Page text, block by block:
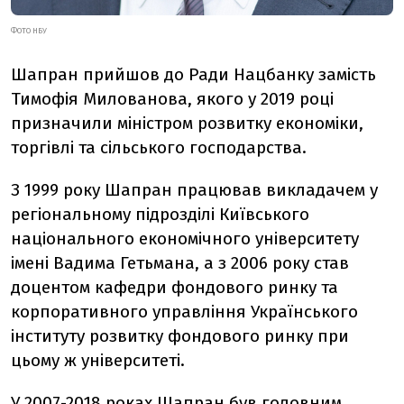
ФОТО НБУ
Шапран прийшов до Ради Нацбанку замість
Тимофія Милованова, якого у 2019 році
призначили міністром розвитку економіки,
торгівлі та сільського господарства.
З 1999 року Шапран працював викладачем у
регіональному підрозділі Київського
національного економічного університету
імені Вадима Гетьмана, а з 2006 року став
доцентом кафедри фондового ринку та
корпоративного управління Українського
інституту розвитку фондового ринку при
цьому ж університеті.